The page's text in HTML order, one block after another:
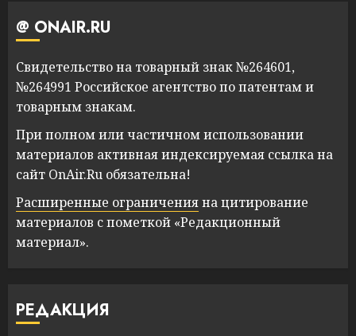
@ ONAIR.RU
Свидетельство на товарный знак №264601,
№264991 Российское агентство по патентам и
товарным знакам.
При полном или частичном использовании
материалов активная индексируемая ссылка на
сайт OnAir.Ru обязательна!
Расширенные ограниченияна цитирование
материалов с пометкой «Редакционный
материал».
РЕДАКЦИЯ